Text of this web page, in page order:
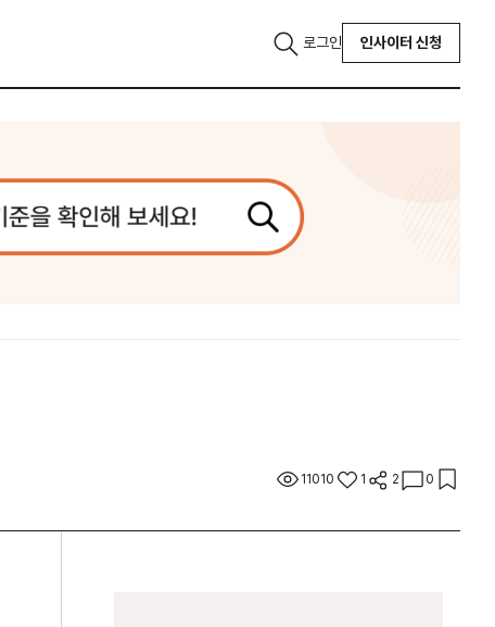
로그인 인사이터 신청
11010 1 2 0